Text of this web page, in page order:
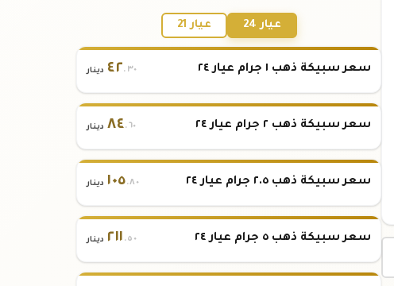
عيار 24 عيار 21
سعر سبيكة ذهب ١ جرام عيار ٢٤ ٤٢.٣٠ دينار
سعر سبيكة ذهب ٢ جرام عيار ٢٤ ٨٤.٦٠ دينار
سعر سبيكة ذهب ٢.٥ جرام عيار ٢٤ ١٠٥.٨٠ دينار
سعر سبيكة ذهب ٥ جرام عيار ٢٤ ٢١١ .٥٠ دينار